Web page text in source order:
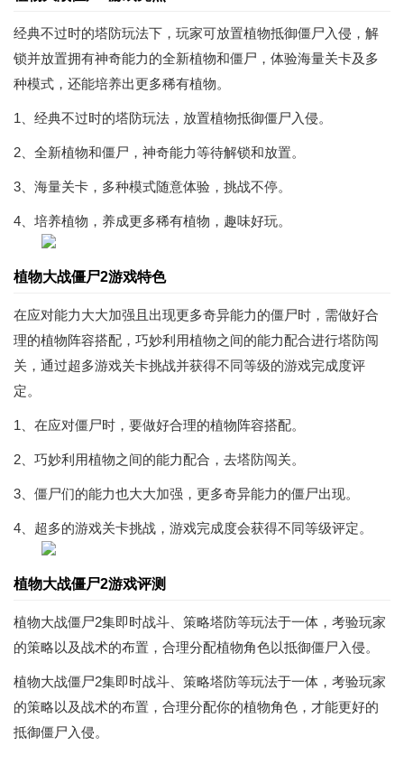
经典不过时的塔防玩法下，玩家可放置植物抵御僵尸入侵，解
锁并放置拥有神奇能力的全新植物和僵尸，体验海量关卡及多
种模式，还能培养出更多稀有植物。
1、经典不过时的塔防玩法，放置植物抵御僵尸入侵。
2、全新植物和僵尸，神奇能力等待解锁和放置。
3、海量关卡，多种模式随意体验，挑战不停。
4、培养植物，养成更多稀有植物，趣味好玩。
植物大战僵尸2游戏特色
在应对能力大大加强且出现更多奇异能力的僵尸时，需做好合
理的植物阵容搭配，巧妙利用植物之间的能力配合进行塔防闯
关，通过超多游戏关卡挑战并获得不同等级的游戏完成度评
定。
1、在应对僵尸时，要做好合理的植物阵容搭配。
2、巧妙利用植物之间的能力配合，去塔防闯关。
3、僵尸们的能力也大大加强，更多奇异能力的僵尸出现。
4、超多的游戏关卡挑战，游戏完成度会获得不同等级评定。
植物大战僵尸2游戏评测
植物大战僵尸2集即时战斗、策略塔防等玩法于一体，考验玩家
的策略以及战术的布置，合理分配植物角色以抵御僵尸入侵。
植物大战僵尸2集即时战斗、策略塔防等玩法于一体，考验玩家
的策略以及战术的布置，合理分配你的植物角色，才能更好的
抵御僵尸入侵。